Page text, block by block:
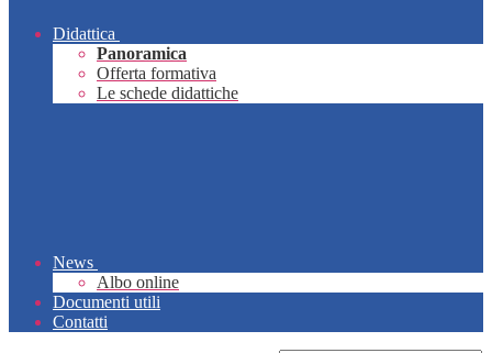
Didattica
Panoramica
Offerta formativa
Le schede didattiche
News
Albo online
Documenti utili
Contatti